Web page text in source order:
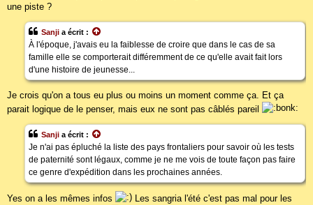
une piste ?
Sanji a écrit :
À l'époque, j'avais eu la faiblesse de croire que dans le cas de sa
famille elle se comporterait différemment de ce qu'elle avait fait lors
d'une histoire de jeunesse...
Je crois qu'on a tous eu plus ou moins un moment comme ça. Et ça
parait logique de le penser, mais eux ne sont pas câblés pareil
Sanji a écrit :
Je n'ai pas épluché la liste des pays frontaliers pour savoir où les tests
de paternité sont légaux, comme je ne me vois de toute façon pas faire
ce genre d'expédition dans les prochaines années.
Yes on a les mêmes infos
Les sangria l'été c'est pas mal pour les